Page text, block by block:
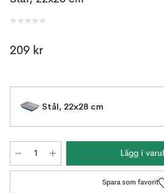
209 kr
Stål, 22x28 cm
Lägg i
Spara som favorit